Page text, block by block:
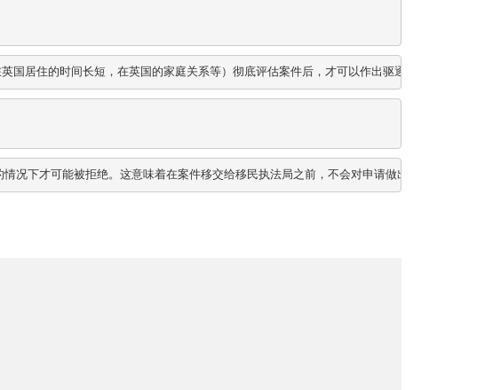
居住的时间长短，在英国的家庭关系等）彻底评估案件后，才可以作出驱逐的最终决定。
况下才可能被拒绝。这意味着在案件移交给移民执法局之前，不会对申请做出决定。此后，